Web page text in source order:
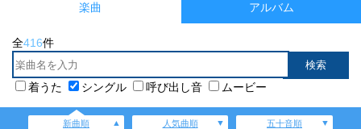
楽曲 アルバム
全416件
着うた シングル 呼び出し音 ムービー
新曲順 人気曲順 五十音順